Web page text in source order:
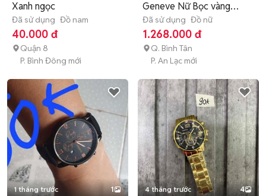
Xanh ngọc
Đã sử dụng Đồ nam
40.000 đ
Quận 8
P. Bình Đông mới
Geneve Nữ Bọc vàng
Thụy Sĩ
Đã sử dụng Đồ nữ
1.268.000 đ
Q. Bình Tân
P. An Lạc mới
1 tháng trước 1 4 tháng trước 4